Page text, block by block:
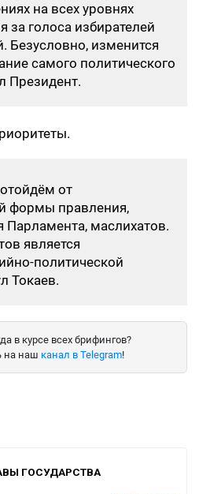
на всех уровнях
за голоса избирателей
Безусловно, изменится
самого политического
Президент.
от
формы правления,
маслихатов.
является
политической
Токаев.
в курсе всех брифингов?
на наш канал в Telegram!
ГОСУДАРСТВА